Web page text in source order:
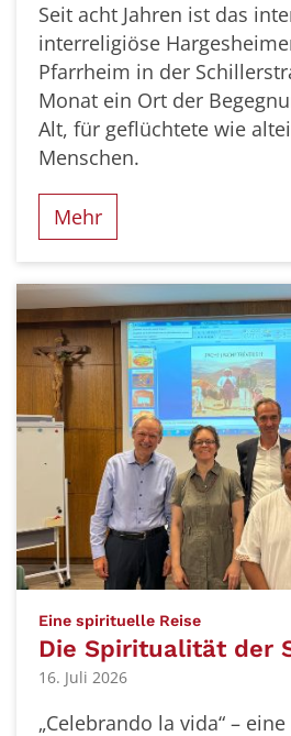
Seit acht Jahren ist das
inter­religiöse
Pfarrheim in der
Monat ein Ort der
Alt, für geflüchtete wie
Menschen.
Mehr
Eine spirituelle Reise:
Die Spiritualität der
16. Juli 2026
„Celebrando la vida“ –